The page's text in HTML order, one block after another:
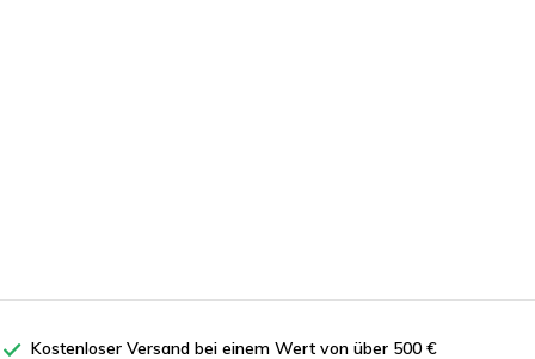
Kostenloser Versand bei einem Wert von über 500 €